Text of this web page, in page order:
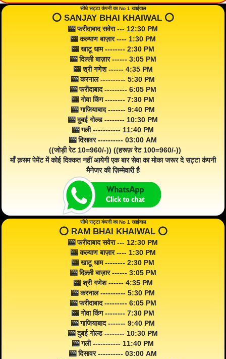
सीधे सट्टा कंपनी का No 1 खाईवाल
⭕️ SANJAY BHAI KHAIWAL ⭕️
🎰 फरीदाबाद सवेरा --- 12:30 PM
🎰 कल्याण बाज़ार ---- 1:30 PM
🎰 खाटू धाम -------- 2:30 PM
🎰 दिल्ली बाज़ार ------ 3:05 PM
🎰 श्री गणेश ------ 4:35 PM
🎰 करनाल ---------- 5:30 PM
🎰 फरीदाबाद --------- 6:05 PM
🎰 गोवा किंग -------- 7:30 PM
🎰 गाजियाबाद ------- 9:40 PM
🎰 दुबई गोल्ड -------- 10:30 PM
🎰 गली ----------- 11:40 PM
🎰 दिसावर ---------- 03:00 AM
((जोड़ी रेट 10=960/-)) ((हरूफ़ रेट 100=960/-))
माँ क़सम पेमेंट में कोई दिक्कत नहीं आयेगी एक बार सेवा का मोका जरूर दे सट्टा कंपनी
मैनेजर की ज़िम्मेवारी है
सीधे सट्टा कंपनी का No 1 खाईवाल
⭕️ RAM BHAI KHAIWAL ⭕️
🎰 फरीदाबाद सवेरा --- 12:30 PM
🎰 कल्याण बाज़ार ---- 1:30 PM
🎰 खाटू धाम -------- 2:30 PM
🎰 दिल्ली बाज़ार ------ 3:05 PM
🎰 श्री गणेश ------ 4:35 PM
🎰 करनाल ---------- 5:30 PM
🎰 फरीदाबाद --------- 6:05 PM
🎰 गोवा किंग -------- 7:30 PM
🎰 गाजियाबाद ------- 9:40 PM
🎰 दुबई गोल्ड -------- 10:30 PM
🎰 गली ----------- 11:40 PM
🎰 दिसावर ---------- 03:00 AM